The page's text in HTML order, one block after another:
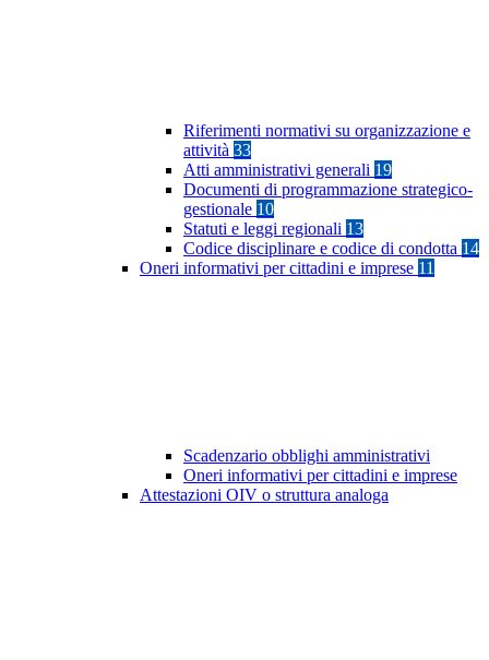
Riferimenti normativi su organizzazione e
attività 33
Atti amministrativi generali 19
Documenti di programmazione strategico-
gestionale 10
Statuti e leggi regionali 13
Codice disciplinare e codice di condotta 14
Oneri informativi per cittadini e imprese 11
Scadenzario obblighi amministrativi
Oneri informativi per cittadini e imprese
Attestazioni OIV o struttura analoga